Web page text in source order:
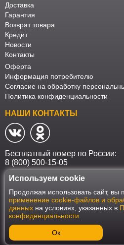
Доставка
Гарантия
Возврат товара
Кредит
Новости
Контакты
Оферта
Информация потребителю
Согласие на обработку
Политика конфиденциальности
НАШИ КОНТАКТЫ
Бесплатный номер по России:
8 (800) 500-15-05
Наш интернет-магазин работает в
Федерального закона от 27 июля
данных". Оформить заказ на сайте
наличии согласия на обработку
улучшения работы сайта и его
используем файлы cookie.
соглашаетесь с
Используем cookie
Продолжая использовать сайт, вы
применение cookie-файлов и
данных на условиях, указанных в
конфиденциальности
Ок